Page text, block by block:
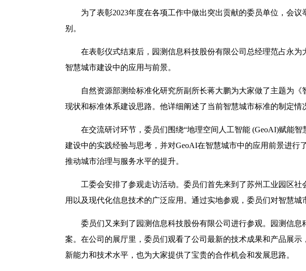
为了表彰2023年度在各项工作中做出突出贡献的委员单位，会
别。
在表彰仪式结束后，园测信息科技股份有限公司总经理范占永
智慧城市建设中的应用与前景。
自然资源部测绘标准化研究所副所长蒋大鹏为大家做了主题为
现状和标准体系建设思路。他详细阐述了当前智慧城市标准的制定
在交流研讨环节，委员们围绕“地理空间人工智能 (GeoAI)赋能
建设中的实践经验与思考，并对GeoAI在智慧城市中的应用前景进行
推动城市治理与服务水平的提升。
工委会安排了参观走访活动。委员们首先来到了苏州工业园区
用以及现代化信息技术的广泛应用。通过实地参观，委员们对智慧
委员们又来到了园测信息科技股份有限公司进行参观。园测信
案。在公司的展厅里，委员们观看了公司最新的技术成果和产品展
新能力和技术水平，也为大家提供了宝贵的合作机会和发展思路。